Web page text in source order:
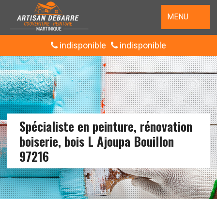
MENU
indisponible indisponible
Spécialiste en peinture, rénovation
boiserie, bois L Ajoupa Bouillon
97216